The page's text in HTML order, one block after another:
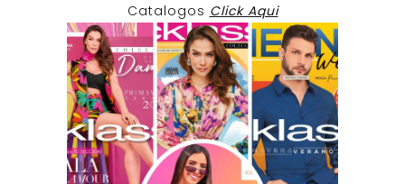
Catalogos Click Aqui